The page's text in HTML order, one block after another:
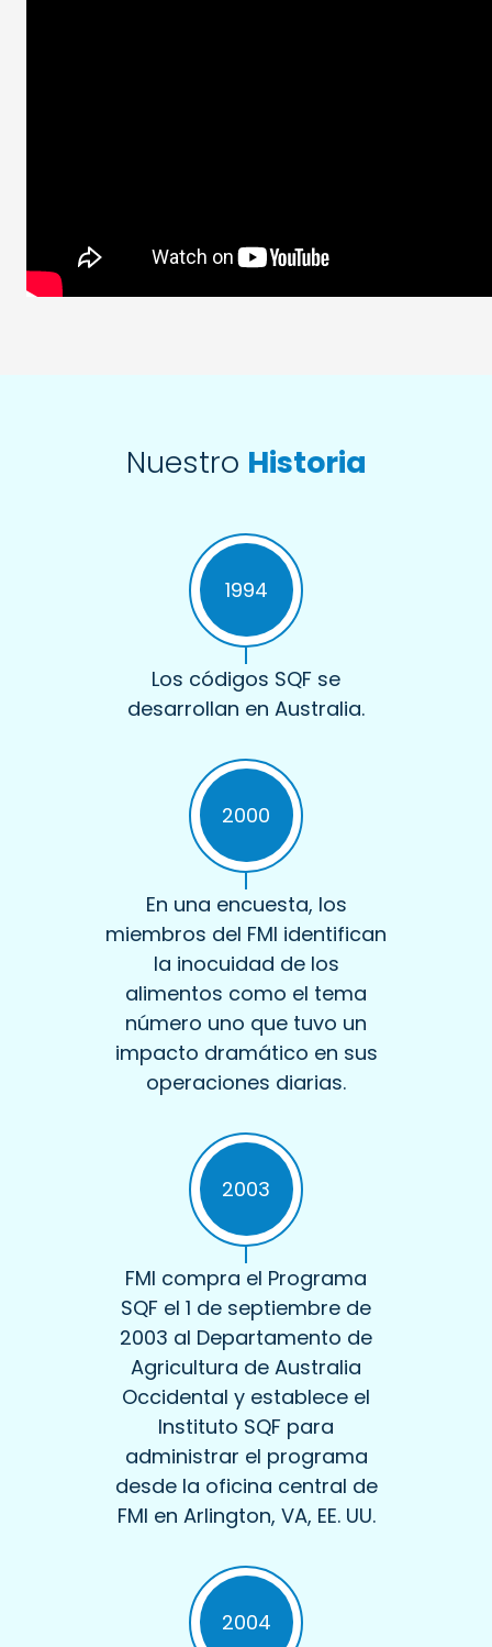
Nuestro Historia
1994
Los códigos SQF se
desarrollan en Australia.
2000
En una encuesta, los
miembros del FMI identifican
la inocuidad de los
alimentos como el tema
número uno que tuvo un
impacto dramático en sus
operaciones diarias.
2003
FMI compra el Programa
SQF el 1 de septiembre de
2003 al Departamento de
Agricultura de Australia
Occidental y establece el
Instituto SQF para
administrar el programa
desde la oficina central de
FMI en Arlington, VA, EE. UU.
2004